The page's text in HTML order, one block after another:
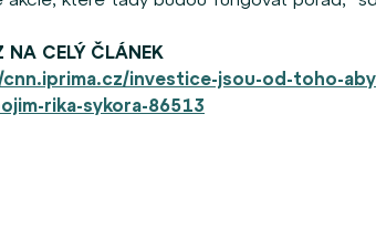
NA CELÝ ČLÁNEK
investice-jsou-od-toho-
rika-sykora-86513